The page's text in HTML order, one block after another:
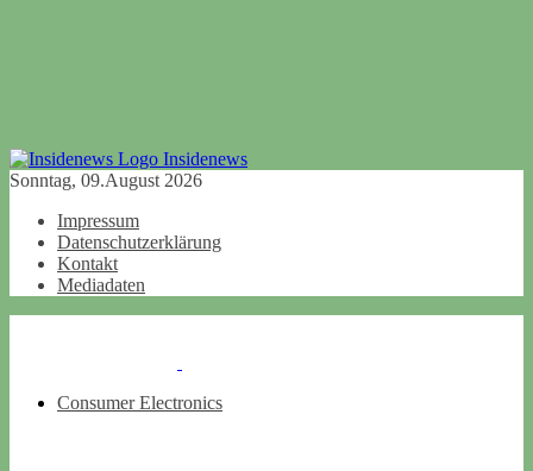
Insidenews
Sonntag, 09.August 2026
Impressum
Datenschutzerklärung
Kontakt
Mediadaten
Consumer Electronics